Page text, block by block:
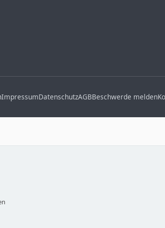
ImpressumDatenschutzAGBBeschwerde melden